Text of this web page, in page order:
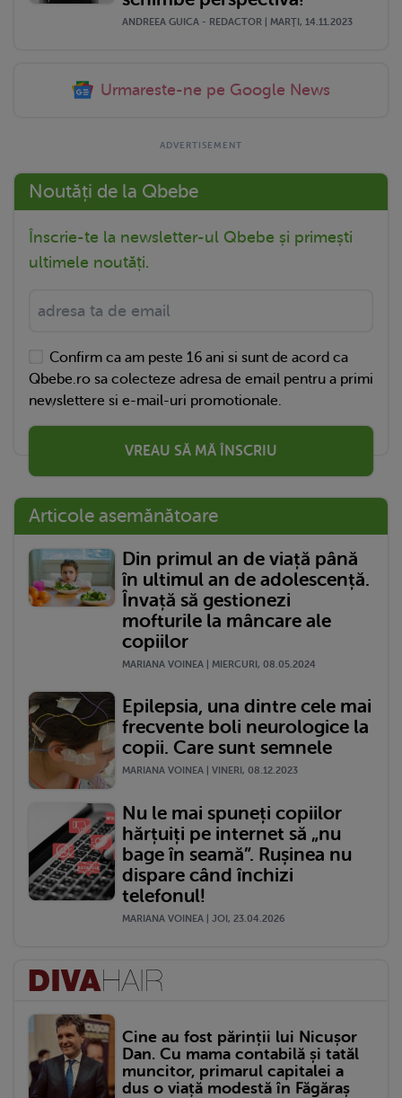
ANDREEA GUICA - REDACTOR | MARŢI, 14.11.2023
Urmareste-ne pe Google News
Noutăți de la Qbebe
Înscrie-te la newsletter-ul Qbebe și primești
ultimele noutăți.
Confirm ca am peste 16 ani si sunt de acord ca
Qbebe.ro sa colecteze adresa de email pentru a primi
newslettere si e-mail-uri promotionale.
VREAU SĂ MĂ ÎNSCRIU
Articole asemănătoare
Din primul an de viață până
în ultimul an de adolescență.
Învață să gestionezi
mofturile la mâncare ale
copiilor
MARIANA VOINEA | MIERCURI, 08.05.2024
Epilepsia, una dintre cele mai
frecvente boli neurologice la
copii. Care sunt semnele
MARIANA VOINEA | VINERI, 08.12.2023
Nu le mai spuneți copiilor
hărțuiți pe internet să „nu
bage în seamă”. Rușinea nu
dispare când închizi
telefonul!
MARIANA VOINEA | JOI, 23.04.2026
Cine au fost părinții lui Nicușor
Dan. Cu mama contabilă și tatăl
muncitor, primarul capitalei a
dus o viață modestă în Făgăraș